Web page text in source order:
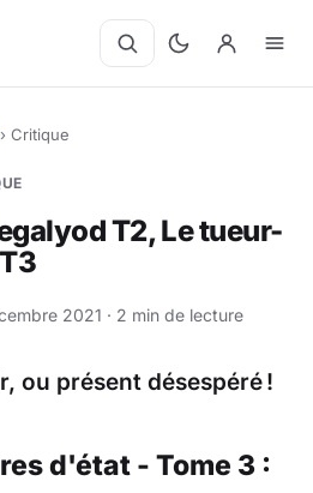
› Critique
T2, Le tueur-
2021 · 2 min de lecture
ou présent désespéré !
d'état - Tome 3 :